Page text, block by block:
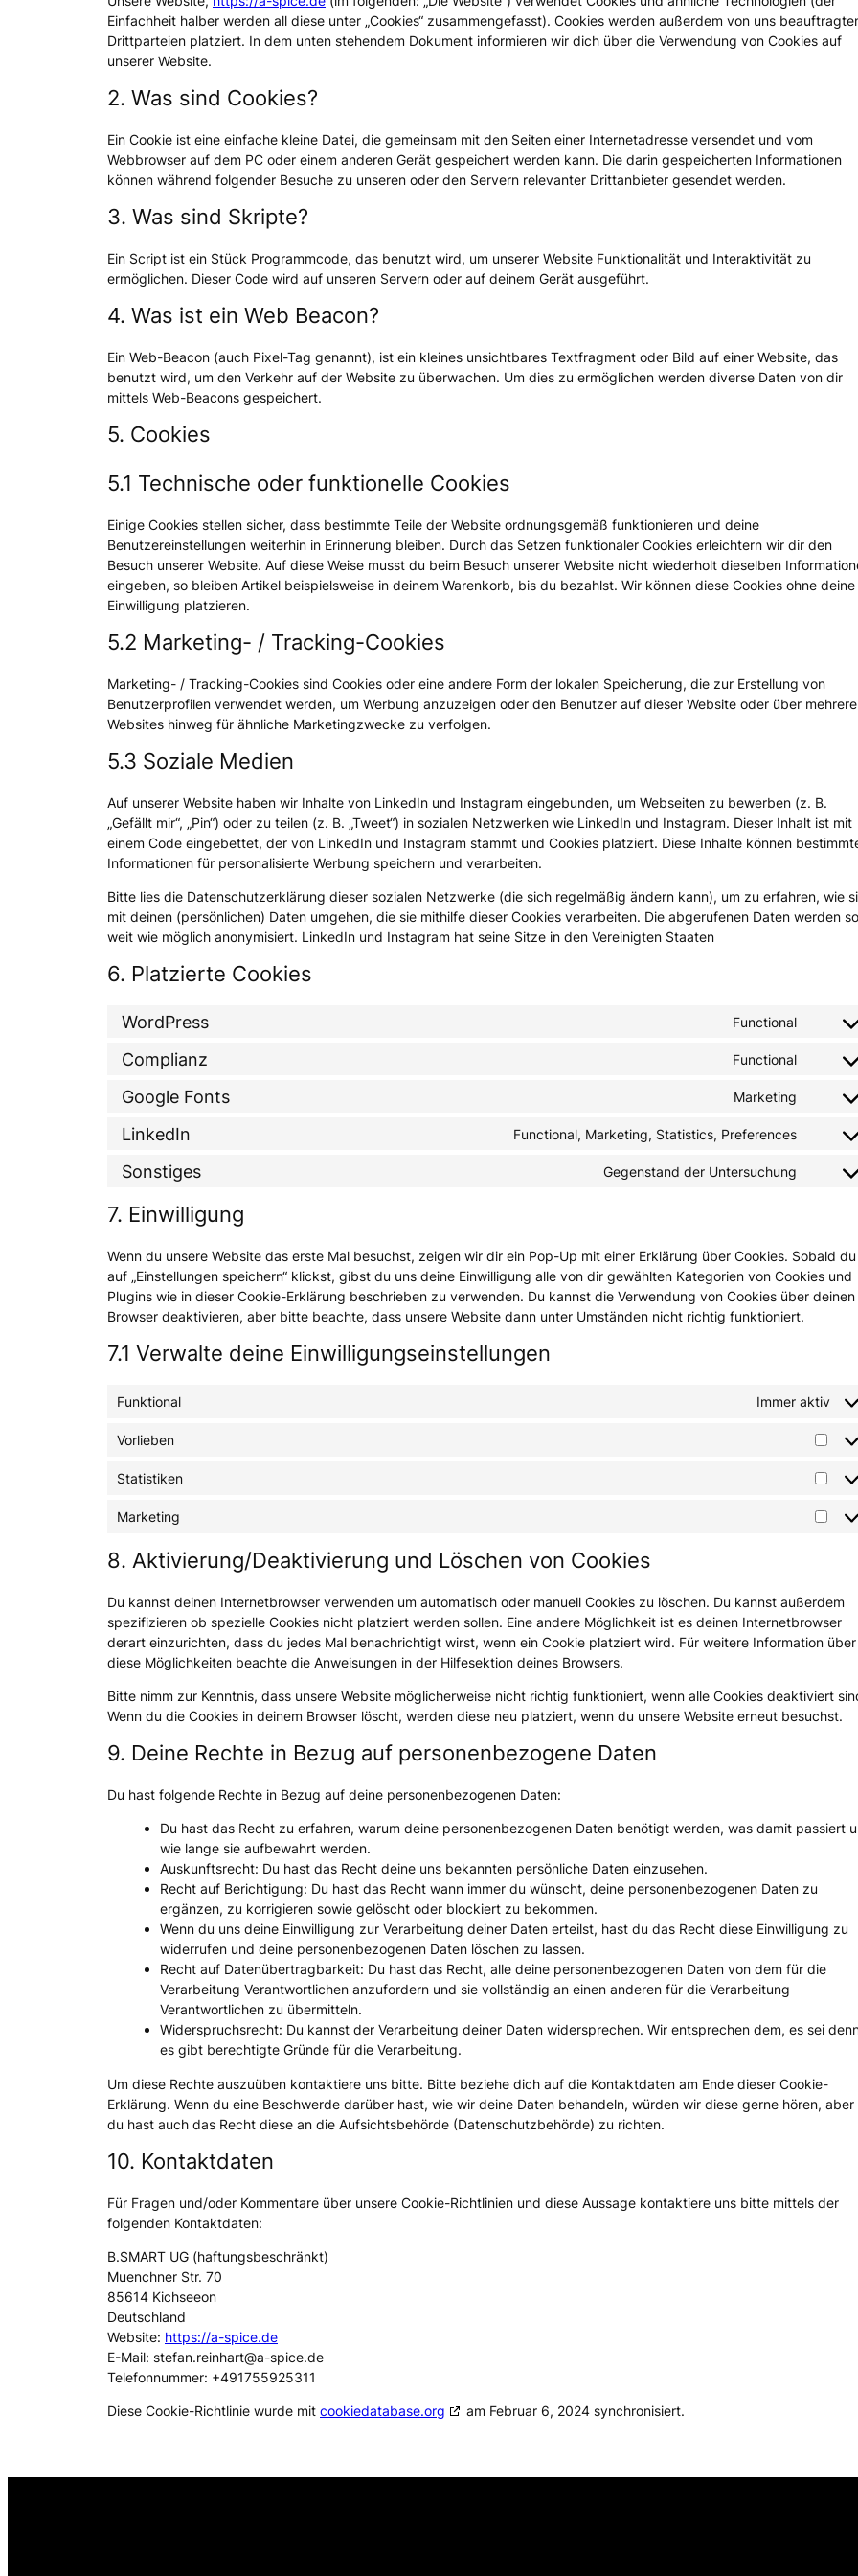
Einfachheit halber werden all diese unter „Cookies“ zusammengefasst). Cookies werden außerdem von uns
Drittparteien platziert. In dem unten stehendem Dokument informieren wir dich über die Verwendung von Cookies auf
unserer Website.
2. Was sind Cookies?
Ein Cookie ist eine einfache kleine Datei, die gemeinsam mit den Seiten einer Internetadresse versendet und vom
Webbrowser auf dem PC oder einem anderen Gerät gespeichert werden kann. Die darin gespeicherten Informationen
können während folgender Besuche zu unseren oder den Servern relevanter Drittanbieter gesendet werden.
3. Was sind Skripte?
Ein Script ist ein Stück Programmcode, das benutzt wird, um unserer Website Funktionalität und Interaktivität zu
ermöglichen. Dieser Code wird auf unseren Servern oder auf deinem Gerät ausgeführt.
4. Was ist ein Web Beacon?
Ein Web-Beacon (auch Pixel-Tag genannt), ist ein kleines unsichtbares Textfragment oder Bild auf einer Website, das
benutzt wird, um den Verkehr auf der Website zu überwachen. Um dies zu ermöglichen werden diverse Daten von dir
mittels Web-Beacons gespeichert.
5. Cookies
5.1 Technische oder funktionelle Cookies
Einige Cookies stellen sicher, dass bestimmte Teile der Website ordnungsgemäß funktionieren und deine
Benutzereinstellungen weiterhin in Erinnerung bleiben. Durch das Setzen funktionaler Cookies erleichtern wir dir den
Besuch unserer Website. Auf diese Weise musst du beim Besuch unserer Website nicht wiederholt dieselben
eingeben, so bleiben Artikel beispielsweise in deinem Warenkorb, bis du bezahlst. Wir können diese Cookies ohne deine
Einwilligung platzieren.
5.2 Marketing- / Tracking-Cookies
Marketing- / Tracking-Cookies sind Cookies oder eine andere Form der lokalen Speicherung, die zur Erstellung von
Benutzerprofilen verwendet werden, um Werbung anzuzeigen oder den Benutzer auf dieser Website oder über mehrere
Websites hinweg für ähnliche Marketingzwecke zu verfolgen.
5.3 Soziale Medien
Auf unserer Website haben wir Inhalte von LinkedIn und Instagram eingebunden, um Webseiten zu bewerben (z. B.
„Gefällt mir“, „Pin“) oder zu teilen (z. B. „Tweet“) in sozialen Netzwerken wie LinkedIn und Instagram. Dieser Inhalt ist mit
einem Code eingebettet, der von LinkedIn und Instagram stammt und Cookies platziert. Diese Inhalte können
Informationen für personalisierte Werbung speichern und verarbeiten.
Bitte lies die Datenschutzerklärung dieser sozialen Netzwerke (die sich regelmäßig ändern kann), um zu erfahren, wie
mit deinen (persönlichen) Daten umgehen, die sie mithilfe dieser Cookies verarbeiten. Die abgerufenen Daten werden so
weit wie möglich anonymisiert. LinkedIn und Instagram hat seine Sitze in den Vereinigten Staaten
6. Platzierte Cookies
WordPress Functional
Consent
service
Complianz Functional
Consent
service
Google Fonts Marketing
Consent
service
google-
LinkedIn Functional, Marketing, Statistics, Preferences
Consent
service
Sonstiges Gegenstand der Untersuchung
Consent
7. Einwilligung
Wenn du unsere Website das erste Mal besuchst, zeigen wir dir ein Pop-Up mit einer Erklärung über Cookies. Sobald du
auf „Einstellungen speichern“ klickst, gibst du uns deine Einwilligung alle von dir gewählten Kategorien von Cookies und
Plugins wie in dieser Cookie-Erklärung beschrieben zu verwenden. Du kannst die Verwendung von Cookies über deinen
Browser deaktivieren, aber bitte beachte, dass unsere Website dann unter Umständen nicht richtig funktioniert.
7.1 Verwalte deine Einwilligungseinstellungen
Funktional Immer aktiv
Vorlieben
Statistiken
Marketing
8. Aktivierung/Deaktivierung und Löschen von Cookies
Du kannst deinen Internetbrowser verwenden um automatisch oder manuell Cookies zu löschen. Du kannst außerdem
spezifizieren ob spezielle Cookies nicht platziert werden sollen. Eine andere Möglichkeit ist es deinen Internetbrowser
derart einzurichten, dass du jedes Mal benachrichtigt wirst, wenn ein Cookie platziert wird. Für weitere Information über
diese Möglichkeiten beachte die Anweisungen in der Hilfesektion deines Browsers.
Bitte nimm zur Kenntnis, dass unsere Website möglicherweise nicht richtig funktioniert, wenn alle Cookies deaktiviert
Wenn du die Cookies in deinem Browser löscht, werden diese neu platziert, wenn du unsere Website erneut besuchst.
9. Deine Rechte in Bezug auf personenbezogene Daten
Du hast folgende Rechte in Bezug auf deine personenbezogenen Daten:
Du hast das Recht zu erfahren, warum deine personenbezogenen Daten benötigt werden, was damit passiert
wie lange sie aufbewahrt werden.
Auskunftsrecht: Du hast das Recht deine uns bekannten persönliche Daten einzusehen.
Recht auf Berichtigung: Du hast das Recht wann immer du wünscht, deine personenbezogenen Daten zu
ergänzen, zu korrigieren sowie gelöscht oder blockiert zu bekommen.
Wenn du uns deine Einwilligung zur Verarbeitung deiner Daten erteilst, hast du das Recht diese Einwilligung zu
widerrufen und deine personenbezogenen Daten löschen zu lassen.
Recht auf Datenübertragbarkeit: Du hast das Recht, alle deine personenbezogenen Daten von dem für die
Verarbeitung Verantwortlichen anzufordern und sie vollständig an einen anderen für die Verarbeitung
Verantwortlichen zu übermitteln.
Widerspruchsrecht: Du kannst der Verarbeitung deiner Daten widersprechen. Wir entsprechen dem, es sei
es gibt berechtigte Gründe für die Verarbeitung.
Um diese Rechte auszuüben kontaktiere uns bitte. Bitte beziehe dich auf die Kontaktdaten am Ende dieser Cookie-
Erklärung. Wenn du eine Beschwerde darüber hast, wie wir deine Daten behandeln, würden wir diese gerne hören, aber
du hast auch das Recht diese an die Aufsichtsbehörde (Datenschutzbehörde) zu richten.
10. Kontaktdaten
Für Fragen und/oder Kommentare über unsere Cookie-Richtlinien und diese Aussage kontaktiere uns bitte mittels der
folgenden Kontaktdaten:
B.SMART UG (haftungsbeschränkt)
Muenchner Str. 70
85614 Kichseeon
Deutschland
Website: https://a-spice.de
E-Mail: stefan.reinhart@a-spice.de
Telefonnummer: +491755925311
Diese Cookie-Richtlinie wurde mit cookiedatabase.org am Februar 6, 2024 synchronisiert.